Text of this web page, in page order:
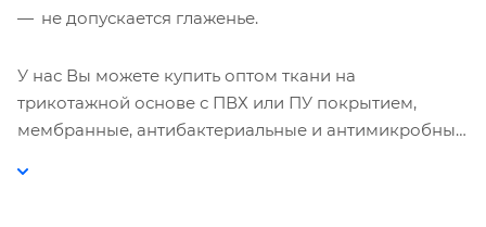
не допускается глаженье.
У нас Вы можете купить оптом ткани на
трикотажной основе с ПВХ или ПУ покрытием,
мембранные, антибактериальные и антимикробные